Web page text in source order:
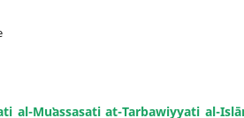
al-Muʽassasati at-Tarbawiyyati al-